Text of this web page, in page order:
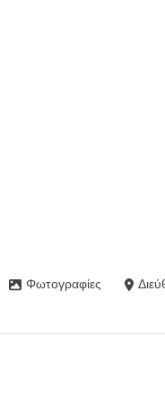
Φωτογραφίες